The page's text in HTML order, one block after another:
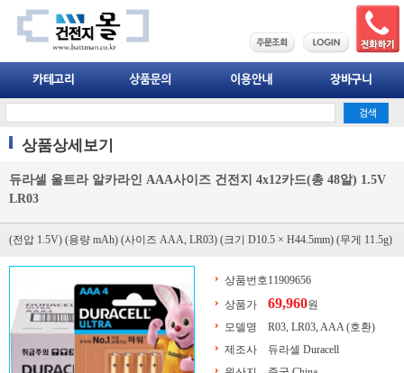
상품상세보기
듀라셀 울트라 알카라인 AAA사이즈 건전지 4x12카드(총 48알) 1.5V
LR03
(전압 1.5V) (용량 mAh) (사이즈 AAA, LR03) (크기 D10.5 × H44.5mm) (무게 11.5g)
상품번호11909656
상품가
69,960원
모델명
R03, LR03, AAA (호환)
제조사
듀라셀 Duracell